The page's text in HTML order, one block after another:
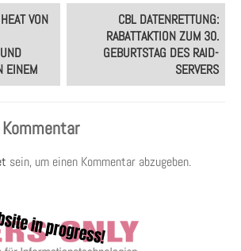
VON
EINEM
CBL DATENRETTUNG:
RABATTAKTION ZUM 30.
GEBURTSTAG DES RAID-
SERVERS
sein, um einen Kommentar abzugeben.